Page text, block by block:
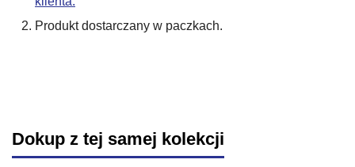
Produkt dostarczany w paczkach.
Dokup z tej samej kolekcji